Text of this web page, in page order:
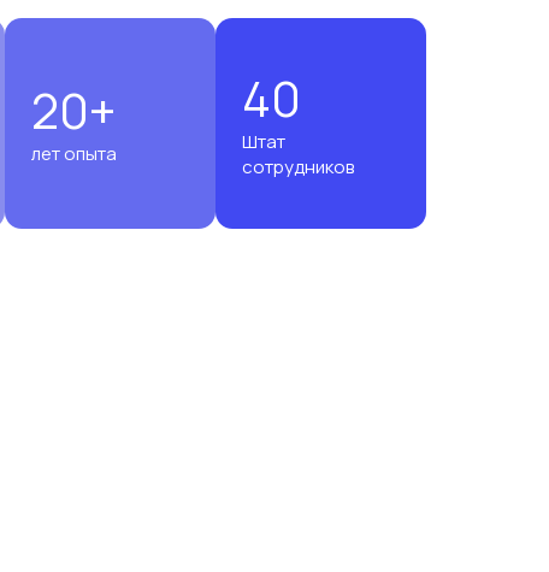
20+
лет опыта
40
Штат
сотрудников